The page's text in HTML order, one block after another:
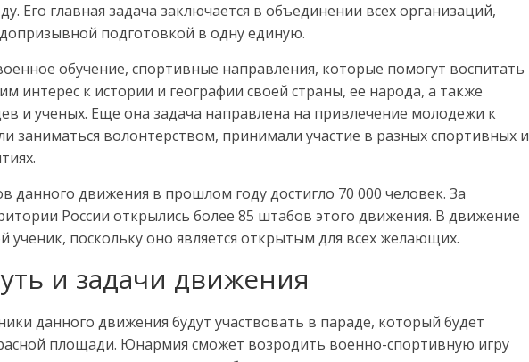
Его главная задача заключается в объединении всех организаций,
подготовкой в одну единую.
обучение, спортивные направления, которые помогут воспитать
интерес к истории и географии своей страны, ее народа, а также
и ученых. Еще она задача направлена на привлечение молодежи к
заниматься волонтерством, принимали участие в разных спортивных и
данного движения в прошлом году достигло 70 000 человек. За
России открылись более 85 штабов этого движения. В движение
ученик, поскольку оно является открытым для всех желающих.
и задачи движения
данного движения будут участвовать в параде, который будет
площади. Юнармия сможет возродить военно-спортивную игру